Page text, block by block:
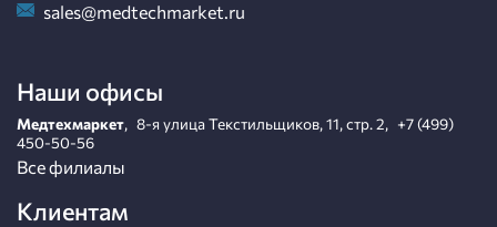
sales@medtechmarket.ru
Наши офисы
Медтехмаркет, 8-я улица Текстильщиков, 11, стр. 2, +7 (499)
450-50-56
Все филиалы
Клиентам